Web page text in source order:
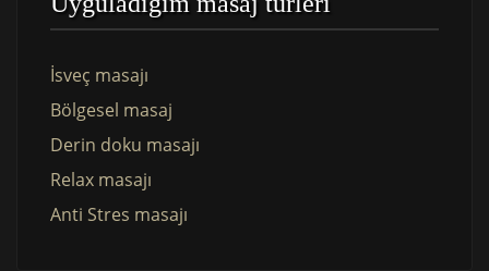
İsveç masajı
Bölgesel masaj
Derin doku masajı
Relax masajı
Anti Stres masajı